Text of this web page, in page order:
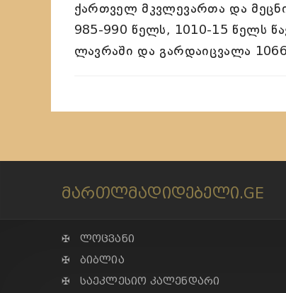
ქართველ მკვლევართა და
985-990 წელს, 1010-15 წელს
ლავრაში და გარდაიცვალა
მართლმადიდებელი.GE
✠ ლოცვანი
✠ ბიბლია
✠ საეკლესიო კალენდარი